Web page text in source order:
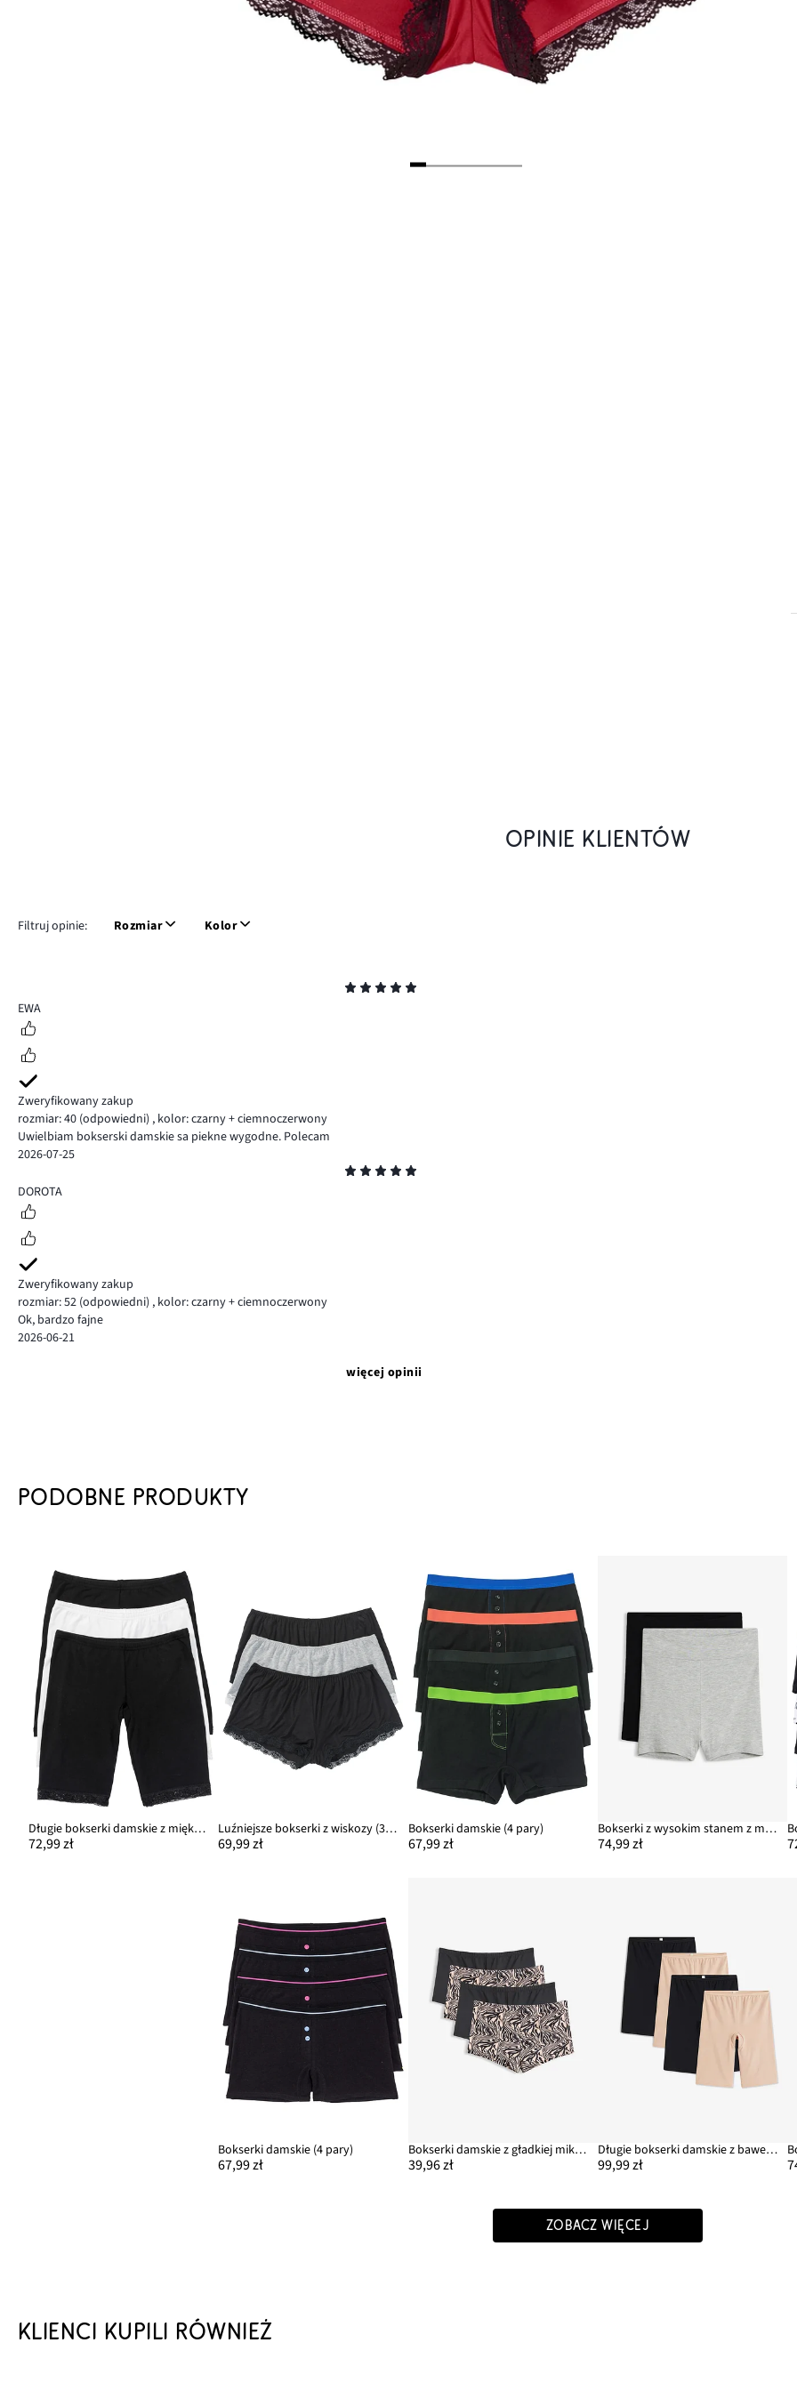
OPINIE KLIENTÓW
Filtruj opinie: Rozmiar Kolor
5
EWA
Zweryfikowany zakup
rozmiar: 40 (odpowiedni) , kolor: czarny + ciemnoczerwony
Uwielbiam bokserski damskie sa piekne wygodne. Polecam
2026-07-25
5
DOROTA
Zweryfikowany zakup
rozmiar: 52 (odpowiedni) , kolor: czarny + ciemnoczerwony
Ok, bardzo fajne
2026-06-21
więcej opinii
PODOBNE PRODUKTY
Długie bokserki damskie z miękką bawełną i koronką (3 pary)
72,99 zł
Luźniejsze bokserki z wiskozy (3 pary)
69,99 zł
Bokserki damskie (4 pary)
67,99 zł
Bokserki z wysokim stanem z modalu (3 pary)
74,99 zł
Bokserki damskie (4 pary)
67,99 zł
Bokserki damskie z gładkiej mikrofibry (4 pary)
39,96 zł
Długie bokserki damskie z bawełny organicznej (4 pary)
99,99 zł
ZOBACZ WIĘCEJ
KLIENCI KUPILI RÓWNIEŻ